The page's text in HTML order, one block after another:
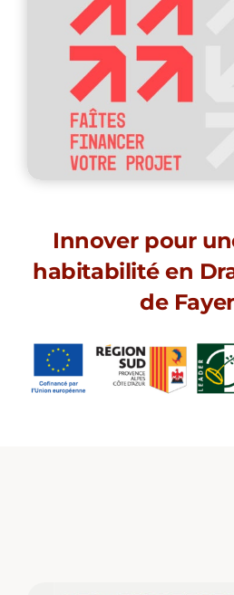
Innover pour
habitabilité en
de